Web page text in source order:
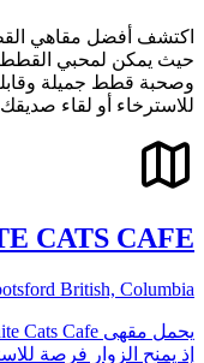
حيث يمكن لمحبي القطط
وصحبة قطط جميلة
للاسترخاء أو لقاء
CATS CAFE
British, Columbia
إذ يمنح الزوار فرصة